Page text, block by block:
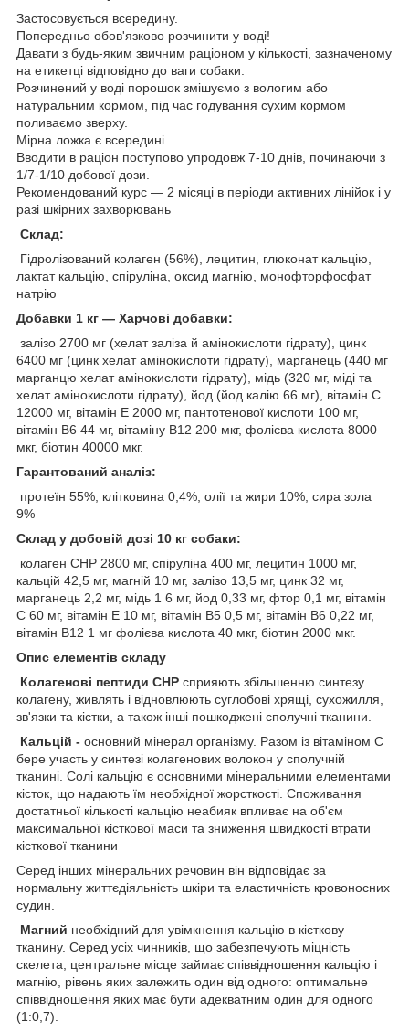
Застосовується всередину.
Попередньо обов'язково розчинити у воді!
Давати з будь-яким звичним раціоном у кількості, зазначеному
на етикетці відповідно до ваги собаки.
Розчинений у воді порошок змішуємо з вологим або
натуральним кормом, під час годування сухим кормом
поливаємо зверху.
Мірна ложка є всередині.
Вводити в раціон поступово упродовж 7-10 днів, починаючи з
1/7-1/10 добової дози.
Рекомендований курс — 2 місяці в періоди активних лінійок і у
разі шкірних захворювань
Склад:
Гідролізований колаген (56%), лецитин, глюконат кальцію,
лактат кальцію, спіруліна, оксид магнію, монофторфосфат
натрію
Добавки 1 кг — Харчові добавки:
залізо 2700 мг (хелат заліза й амінокислоти гідрату), цинк
6400 мг (цинк хелат амінокислоти гідрату), марганець (440 мг
марганцю хелат амінокислоти гідрату), мідь (320 мг, міді та
хелат амінокислоти гідрату), йод (йод калію 66 мг), вітамін C
12000 мг, вітамін Е 2000 мг, пантотенової кислоти 100 мг,
вітамін В6 44 мг, вітаміну B12 200 мкг, фолієва кислота 8000
мкг, біотин 40000 мкг.
Гарантований аналіз:
протеїн 55%, клітковина 0,4%, олії та жири 10%, сира зола
9%
Склад у добовій дозі 10 кг собаки:
колаген СНР 2800 мг, спіруліна 400 мг, лецитин 1000 мг,
кальцій 42,5 мг, магній 10 мг, залізо 13,5 мг, цинк 32 мг,
марганець 2,2 мг, мідь 1 6 мг, йод 0,33 мг, фтор 0,1 мг, вітамін
С 60 мг, вітамін Е 10 мг, вітамін B5 0,5 мг, вітамін B6 0,22 мг,
вітамін B12 1 мг фолієва кислота 40 мкг, біотин 2000 мкг.
Опис елементів складу
Колагенові пептиди CHP сприяють збільшенню синтезу
колагену, живлять і відновлюють суглобові хрящі, сухожилля,
зв'язки та кістки, а також інші пошкоджені сполучні тканини.
Кальцій - основний мінерал організму. Разом із вітаміном C
бере участь у синтезі колагенових волокон у сполучній
тканині. Солі кальцію є основними мінеральними елементами
кісток, що надають їм необхідної жорсткості. Споживання
достатньої кількості кальцію неабияк впливає на об'єм
максимальної кісткової маси та зниження швидкості втрати
кісткової тканини
Серед інших мінеральних речовин він відповідає за
нормальну життєдіяльність шкіри та еластичність кровоносних
судин.
Магний необхідний для увімкнення кальцію в кісткову
тканину. Серед усіх чинників, що забезпечують міцність
скелета, центральне місце займає співвідношення кальцію і
магнію, рівень яких залежить один від одного: оптимальне
співвідношення яких має бути адекватним один для одного
(1:0,7).